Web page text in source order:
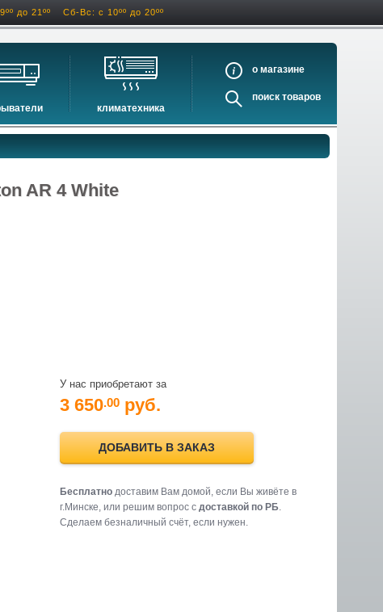
до 21ºº Сб-Вс: с 10ºº до 20ºº
проигрыватели
виниловых дисков
климатехника
кондиционеры
очистители и увлажнители воздуха
осушители воздуха
о
поиск
AR 4 White
У нас приобретают за
3 650.00 руб.
ДОБАВИТЬ В ЗАКАЗ
Бесплатнодоставим Вам домой, если Вы живёте в
г.Минске, или решим вопрос с доставкой по РБ.
Cделаем безналичный счёт, если нужен.